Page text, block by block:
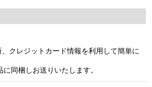
クレジットカード情報を利用して簡単に
同梱しお送りいたします。